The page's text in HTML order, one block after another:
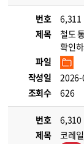
번호
6,311
제목
철도
확인
파일
작성일
조회수
626
번호
6,310
제목
코레